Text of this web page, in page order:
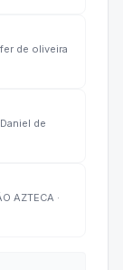
de oliveira
de
AZTECA ·